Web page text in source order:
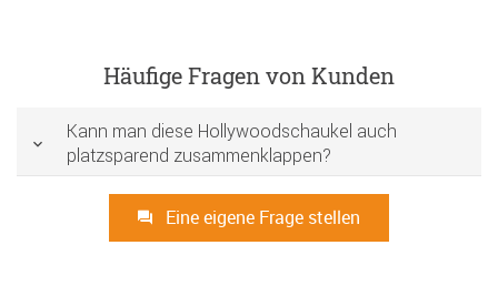
Häufige Fragen von Kunden
Kann man diese Hollywoodschaukel auch
platzsparend zusammenklappen?
Eine eigene Frage stellen